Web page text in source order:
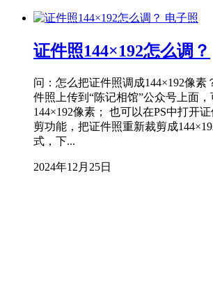
电子照
证件照144×192怎么调？
问：怎么把证件照调成144×192像素
件照上传到“陈记相馆”公众号上面
144×192像素； 也可以在PS中打开
剪功能，把证件照重新裁剪成
式，下...
2024年12月25日